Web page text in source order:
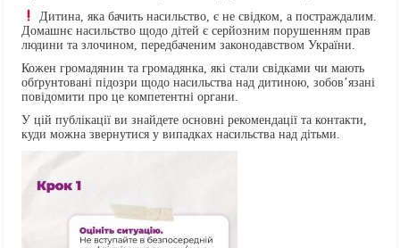
Дитина, яка бачить насильство, є не свідком, а постраждалим.
Домашнє насильство щодо дітей є серйозним порушенням прав
людини та злочином, передбаченим законодавством України.
Кожен громадянин та громадянка, які стали свідками чи мають
обґрунтовані підозри щодо насильства над дитиною, зобов’язані
повідомити про це компетентні органи.
У цій публікації ви знайдете основні рекомендації та контакти,
куди можна звернутися у випадках насильства над дітьми.